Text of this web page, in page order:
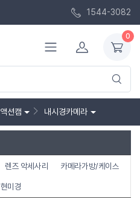
1544-3082
0
액션캠 내시경카메라
렌즈 악세사리 카메라가방/케이스
현미경